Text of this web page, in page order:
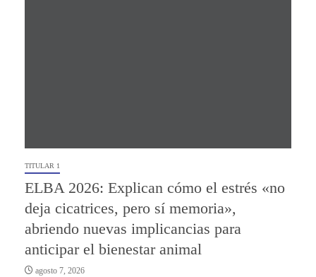
TITULAR 1
ELBA 2026: Explican cómo el estrés «no
deja cicatrices, pero sí memoria»,
abriendo nuevas implicancias para
anticipar el bienestar animal
agosto 7, 2026